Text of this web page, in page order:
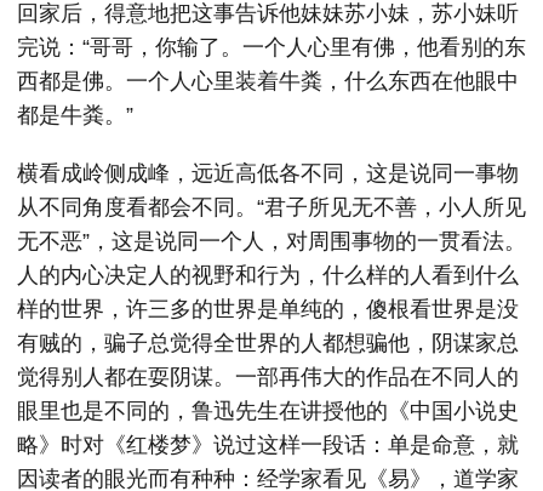
回家后，得意地把这事告诉他妹妹苏小妹，苏小妹听
完说：“哥哥，你输了。一个人心里有佛，他看别的东
西都是佛。一个人心里装着牛粪，什么东西在他眼中
都是牛粪。”
横看成岭侧成峰，远近高低各不同，这是说同一事物
从不同角度看都会不同。“君子所见无不善，小人所见
无不恶”，这是说同一个人，对周围事物的一贯看法。
人的内心决定人的视野和行为，什么样的人看到什么
样的世界，许三多的世界是单纯的，傻根看世界是没
有贼的，骗子总觉得全世界的人都想骗他，阴谋家总
觉得别人都在耍阴谋。一部再伟大的作品在不同人的
眼里也是不同的，鲁迅先生在讲授他的《中国小说史
略》时对《红楼梦》说过这样一段话：单是命意，就
因读者的眼光而有种种：经学家看见《易》，道学家